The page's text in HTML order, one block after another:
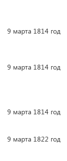
9 марта 1814 год
9 марта 1814 год
9 марта 1814 год
9 марта 1822 год